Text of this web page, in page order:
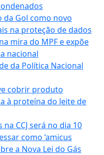
da Gol como novo
na proteção de dados
mira do MPF e expõe
nacional
da Política Nacional
cobrir produto
à proteína do leite de
CCJ será no dia 10
como ‘amicus
a Nova Lei do Gás